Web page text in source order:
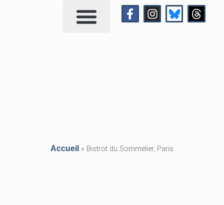
Accueil » Bistrot du Sommelier, Paris